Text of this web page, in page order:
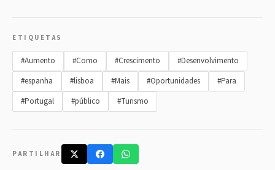
ETIQUETAS
#Aumento #Como #Crescimento
#Desenvolvimento
#espanha
#lisboa #Mais #Oportunidades
#Para
#Portugal
#público #Turismo
PARTILHAR